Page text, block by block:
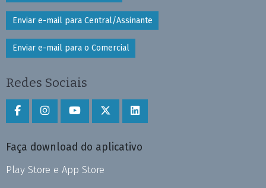
Enviar e-mail para Central/Assinante
Enviar e-mail para o Comercial
Redes Sociais
Faça download do aplicativo
Play Store e App Store